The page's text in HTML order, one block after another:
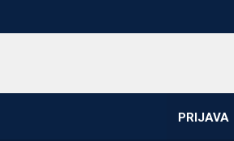
PRIJAVA